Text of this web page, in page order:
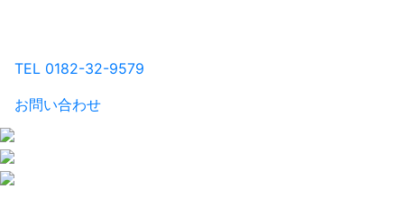
TEL 0182-32-9579
お問い合わせ